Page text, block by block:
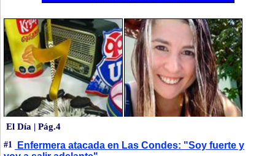
El Día | Pág.4
#1
Enfermera atacada en Las Condes: "Soy fuerte y